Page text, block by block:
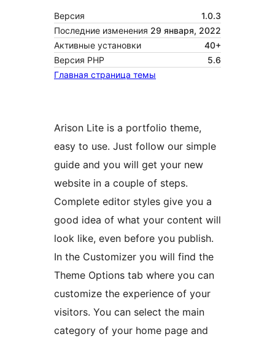
Версия
1.0.3
Последние изменения 29 января, 2022
Активные установки
40+
Версия PHP
5.6
Главная страница темы
Arison Lite is a portfolio theme,
easy to use. Just follow our simple
guide and you will get your new
website in a couple of steps.
Complete editor styles give you a
good idea of what your content will
look like, even before you publish.
In the Customizer you will find the
Theme Options tab where you can
customize the experience of your
visitors. You can select the main
category of your home page and